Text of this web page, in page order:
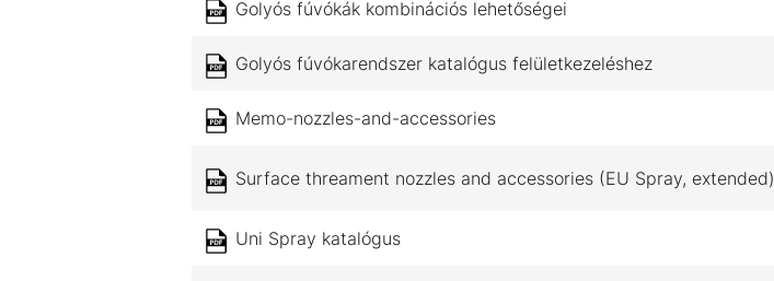
Golyós fúvókák kombinációs lehetőségei
Golyós fúvókarendszer katalógus felületkezeléshez
Memo-nozzles-and-accessories
Surface threament nozzles and accessories (EU Spray, extended)
Uni Spray katalógus